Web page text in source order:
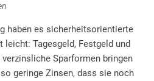
haben es sicherheitsorientierte
leicht: Tagesgeld, Festgeld und
Sparformen bringen
geringe Zinsen, dass sie noch